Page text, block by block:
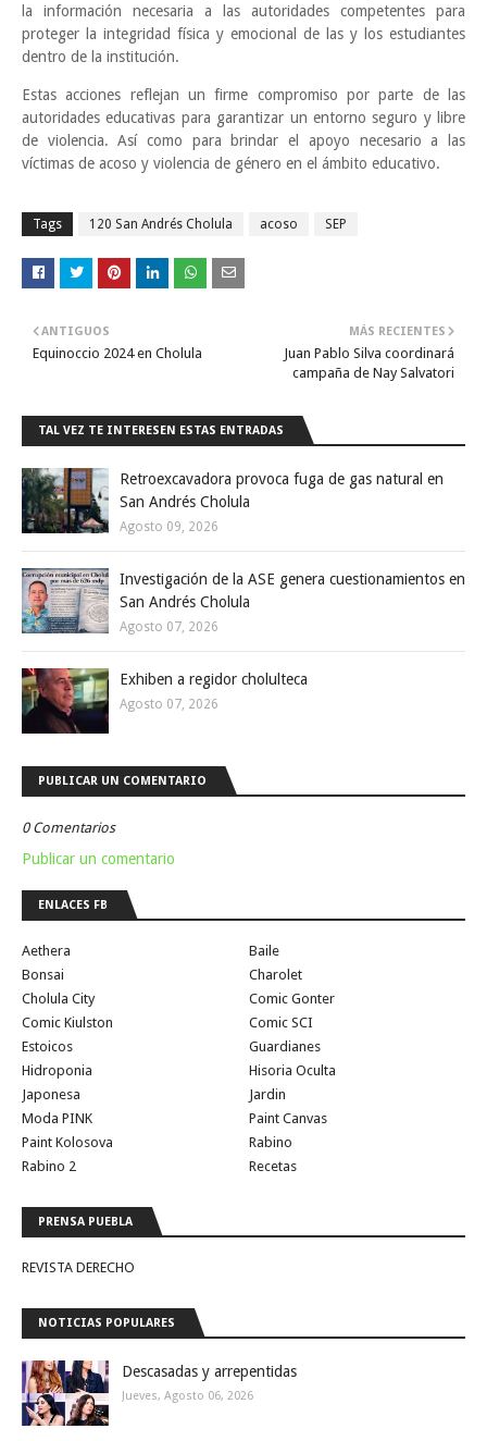
la información necesaria a las autoridades competentes para
proteger la integridad física y emocional de las y los estudiantes
dentro de la institución.
Estas acciones reflejan un firme compromiso por parte de las
autoridades educativas para garantizar un entorno seguro y libre
de violencia. Así como para brindar el apoyo necesario a las
víctimas de acoso y violencia de género en el ámbito educativo.
Tags 120 San Andrés Cholula acoso SEP
MÁS RECIENTES
Juan Pablo Silva coordinará
campaña de Nay Salvatori
ANTIGUOS
Equinoccio 2024 en Cholula
TAL VEZ TE INTERESEN ESTAS ENTRADAS
Retroexcavadora provoca fuga de gas natural en
San Andrés Cholula
Agosto 09, 2026
Investigación de la ASE genera cuestionamientos en
San Andrés Cholula
Agosto 07, 2026
Exhiben a regidor cholulteca
Agosto 07, 2026
PUBLICAR UN COMENTARIO
0 Comentarios
Publicar un comentario
ENLACES FB
Aethera
Baile
Bonsai
Charolet
Cholula City
Comic Gonter
Comic Kiulston
Comic SCI
Estoicos
Guardianes
Hidroponia
Hisoria Oculta
Japonesa
Jardin
Moda PINK
Paint Canvas
Paint Kolosova
Rabino
Rabino 2
Recetas
PRENSA PUEBLA
REVISTA DERECHO
NOTICIAS POPULARES
Descasadas y arrepentidas
Jueves, Agosto 06, 2026